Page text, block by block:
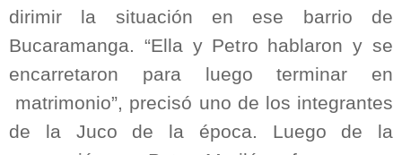
dirimir la situación en ese barrio de
Bucaramanga. “Ella y Petro hablaron y se
encarretaron para luego terminar en
matrimonio”, precisó uno de los integrantes
de la Juco de la época. Luego de la